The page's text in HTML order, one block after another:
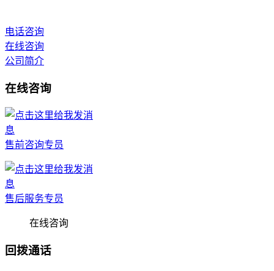
电话咨询
在线咨询
公司简介
在线咨询
售前咨询专员
售后服务专员
在线咨询
回拨通话